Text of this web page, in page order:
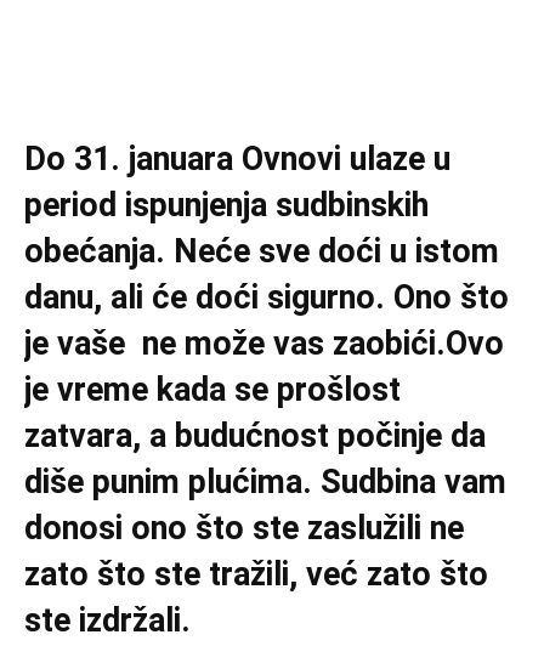
Do 31. januara Ovnovi ulaze u
period ispunjenja sudbinskih
obećanja. Neće sve doći u istom
danu, ali će doći sigurno. Ono što
je vaše ne može vas zaobići.Ovo
je vreme kada se prošlost
zatvara, a budućnost počinje da
diše punim plućima. Sudbina vam
donosi ono što ste zaslužili ne
zato što ste tražili, već zato što
ste izdržali.